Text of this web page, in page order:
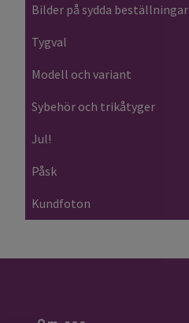
Bilder på sydda beställningar
Tygval
Modell och variant
Sybehör och trikåtyger
Jul!
Påsk
Kundfoton